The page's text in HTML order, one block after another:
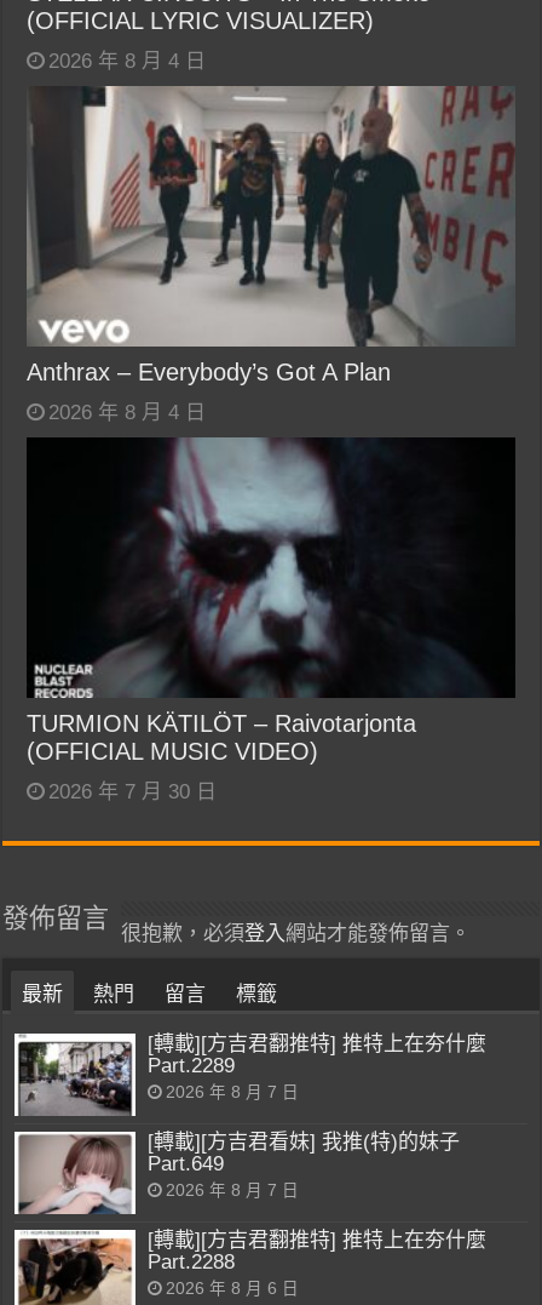
(OFFICIAL LYRIC VISUALIZER)
2026 年 8 月 4 日
Anthrax – Everybody’s Got A Plan
2026 年 8 月 4 日
TURMION KÄTILÖT – Raivotarjonta
(OFFICIAL MUSIC VIDEO)
2026 年 7 月 30 日
發佈留言
很抱歉，必須登入網站才能發佈留言。
最新 熱門 留言 標籤
[轉載][方吉君翻推特] 推特上在夯什麼
Part.2289
2026 年 8 月 7 日
[轉載][方吉君看妹] 我推(特)的妹子
Part.649
2026 年 8 月 7 日
[轉載][方吉君翻推特] 推特上在夯什麼
Part.2288
2026 年 8 月 6 日